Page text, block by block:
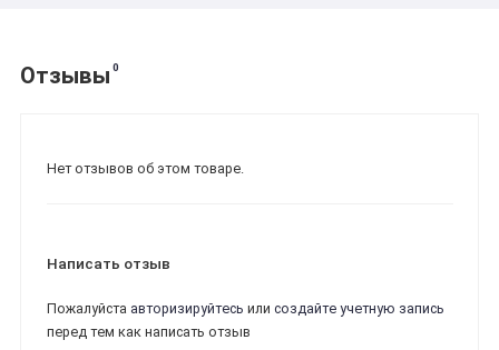
Отзывы 0
Нет отзывов об этом товаре.
Написать отзыв
Пожалуйста авторизируйтесь или создайте учетную запись
перед тем как написать отзыв